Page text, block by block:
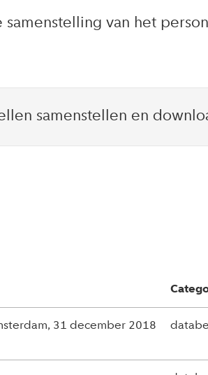
van het
samenstellen en
31 december 2018